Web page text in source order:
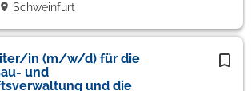
Schweinfurt
in (m/w/d) für die
und
und die